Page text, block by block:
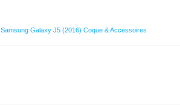
Samsung Galaxy J5 (2016) Coque & Accessoires